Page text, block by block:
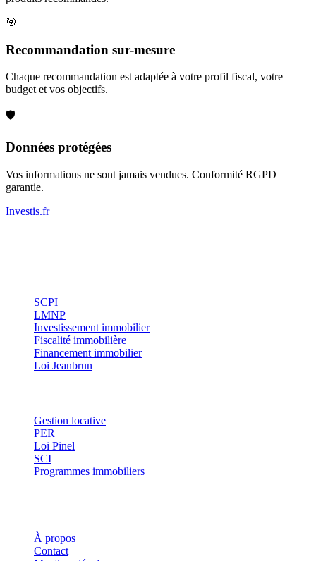
🎯
Recommandation sur-mesure
Chaque recommandation est adaptée à votre profil fiscal, votre
budget et vos objectifs.
🛡️
Données protégées
Vos informations ne sont jamais vendues. Conformité RGPD
garantie.
Investis.fr
SCPI
LMNP
Investissement immobilier
Fiscalité immobilière
Financement immobilier
Loi Jeanbrun
Gestion locative
PER
Loi Pinel
SCI
Programmes immobiliers
À propos
Contact